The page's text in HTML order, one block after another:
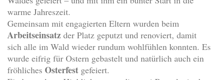
warme Jahreszeit.
Gemeinsam mit engagierten Eltern wurden beim
Arbeitseinsatz der Platz geputzt und renoviert, damit
sich alle im Wald wieder rundum wohlfühlen konnten. Es
wurde eifrig für Ostern gebastelt und natürlich auch ein
fröhliches Osterfest gefeiert.